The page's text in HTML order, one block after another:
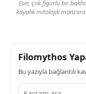
Eser, çok figürlü bir
kayalık mitolojik
Filomythos
Bu yazıyla bağlantılı